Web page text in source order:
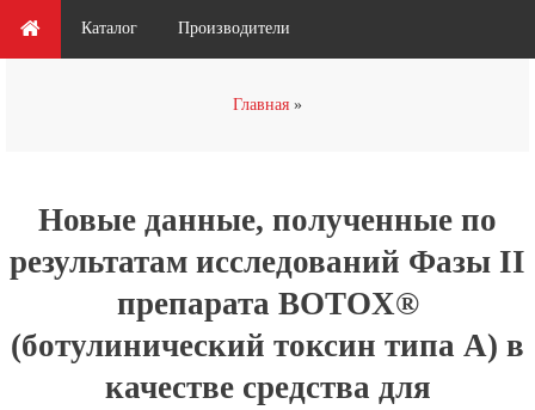
Главное меню
Каталог Производители
Главная
Новые данные, полученные по
результатам исследований Фазы II
препарата BOTOX®
(ботулинический токсин типа А) в
качестве средства для